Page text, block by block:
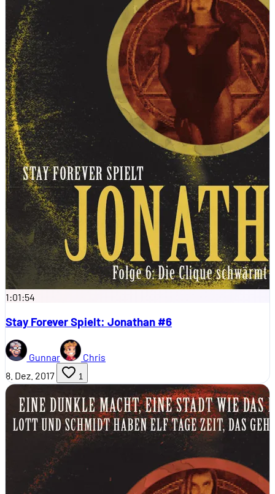
1:01:54
Stay Forever Spielt: Jonathan #6
Gunnar
Chris
8. Dez. 2017
1